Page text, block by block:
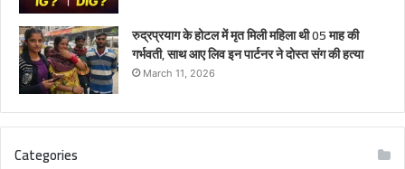
रुद्रप्रयाग के होटल में मृत मिली महिला थी 05 माह की
गर्भवती, साथ आए लिव इन पार्टनर ने दोस्त संग की हत्या
March 11, 2026
Categories